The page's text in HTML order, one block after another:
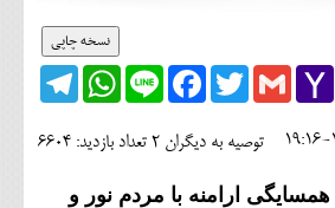
نسخه چاپی
Telegram
WhatsApp Line
FacebookTwitterGmailYahoo
Mail
تعداد بازدید: 6604 توصیه به دیگران 2
ارامنه با مردم نور و